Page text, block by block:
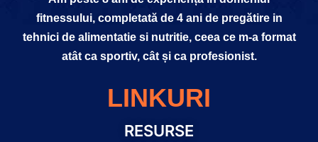
fitnessului, completată de 4 ani de pregătire in
tehnici de alimentatie si nutritie, ceea ce m-a format
atât ca sportiv, cât și ca profesionist.
LINKURI
RESURSE